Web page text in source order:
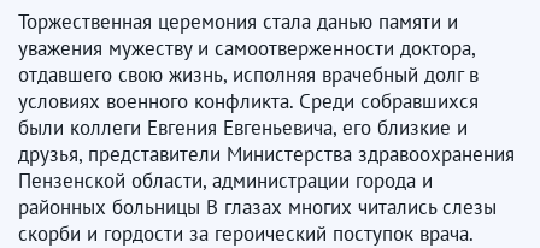
Торжественная церемония стала данью памяти и
уважения мужеству и самоотверженности доктора,
отдавшего свою жизнь, исполняя врачебный долг в
условиях военного конфликта. Среди собравшихся
были коллеги Евгения Евгеньевича, его близкие и
друзья, представители Министерства здравоохранения
Пензенской области, администрации города и
районных больницы В глазах многих читались слезы
скорби и гордости за героический поступок врача.